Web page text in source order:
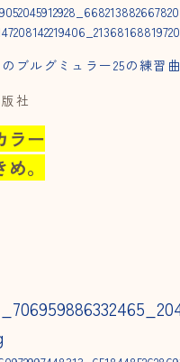
ブルグミュラー25の練習曲
社
ラー
。